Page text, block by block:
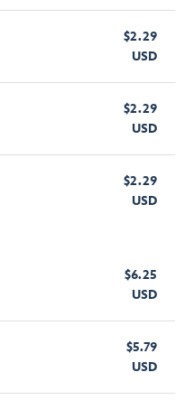
$2.29
USD
$2.29
USD
$2.29
USD
$6.25
USD
$5.79
USD